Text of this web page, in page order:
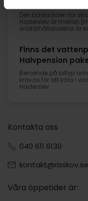
Den bästa tiden för
Haderslev är mellan
snöförhållandena är
Finns det
Halvpension
Beroende på biltyp
krävas för att köra i
Haderslev.
Kontakta oss
040 611 6130
kontakt@risskov.se
Våra öppetider är: